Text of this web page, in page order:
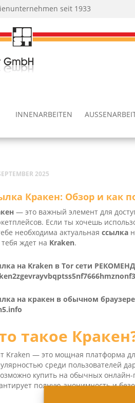
seit 1933
INNEN­AR­BEI­TEN
2025
Кракен: Обзор и как
— это важный элемент для
Если ты хочешь
необходима актуальная ссылка
тебя ждет на Kra­ken.
на Kra­ken в Tor сети
на кракен в обычном
такое
Kra­ken — это мощная платформа
среди пользователей
купить на обычных
полную анонимность и